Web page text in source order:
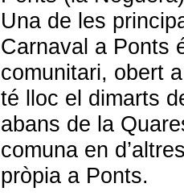
Una de les
Carnaval a Ponts
comunitari, obert
té lloc el dimarts
abans de la
comuna en
pròpia a Ponts.